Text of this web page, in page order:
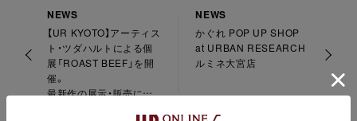
NEWS
【UR KYOTO】アーティス
ト・ツダハルトによる個
展「ROAST BEEF」を開
催。
最新作の展示・販売に加
NEWS
かぐれ POP UP SHOP
at URBAN RESEARCH
ルミネ大宮店